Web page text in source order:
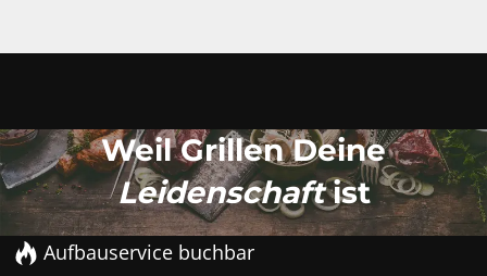
Weil Grillen Deine
Leidenschaftist
Aufbauservice buchbar